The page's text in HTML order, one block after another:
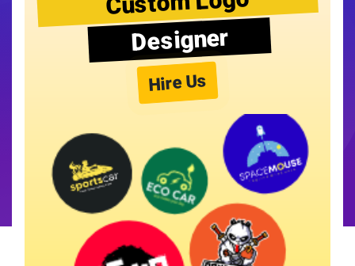
Designer
Hire Us